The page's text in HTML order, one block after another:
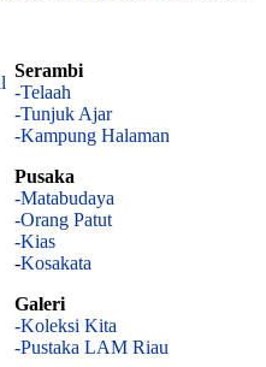
Serambi
-Telaah
-Tunjuk Ajar
-Kampung Halaman
Pusaka
-Matabudaya
-Orang Patut
-Kias
-Kosakata
Galeri
-Koleksi Kita
-Pustaka LAM Riau